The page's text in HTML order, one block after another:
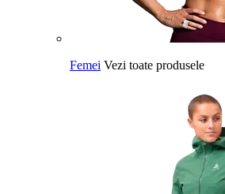
Femei Vezi toate produsele